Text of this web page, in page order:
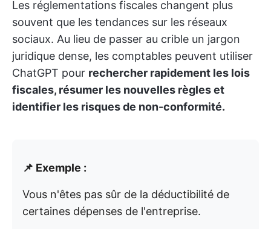
Les réglementations fiscales changent plus
souvent que les tendances sur les réseaux
sociaux. Au lieu de passer au crible un jargon
juridique dense, les comptables peuvent utiliser
ChatGPT pour rechercher rapidement les lois
fiscales, résumer les nouvelles règles et
identifier les risques de non-conformité.
📌 Exemple :
Vous n'êtes pas sûr de la déductibilité de
certaines dépenses de l'entreprise.